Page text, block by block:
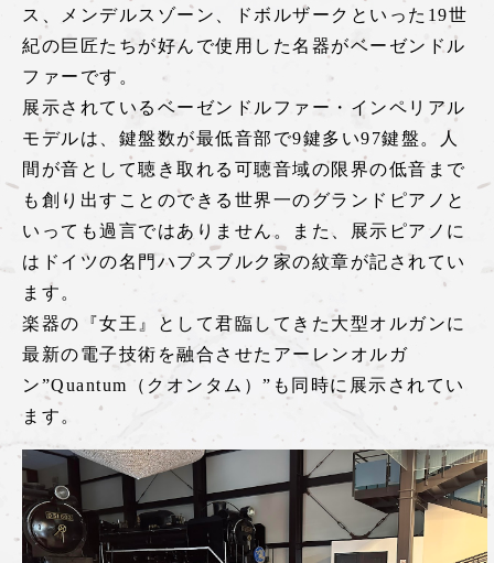
ス、メンデルスゾーン、ドボルザークといった19世
紀の巨匠たちが好んで使用した名器がベーゼンドル
ファーです。
展示されているベーゼンドルファー・インペリアル
モデルは、鍵盤数が最低音部で9鍵多い97鍵盤。人
間が音として聴き取れる可聴音域の限界の低音まで
も創り出すことのできる世界一のグランドピアノと
いっても過言ではありません。また、展示ピアノに
はドイツの名門ハプスブルク家の紋章が記されてい
ます。
楽器の『女王』として君臨してきた大型オルガンに
最新の電子技術を融合させたアーレンオルガ
ン”Quantum（クオンタム）”も同時に展示されてい
ます。